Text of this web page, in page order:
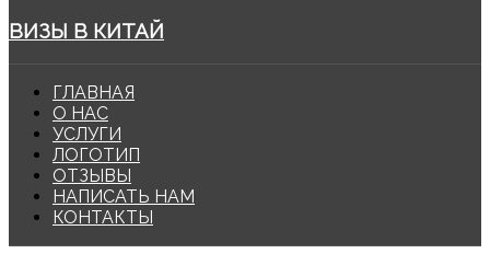
ВИЗЫ В КИТАЙ
ГЛАВНАЯ
О НАС
УСЛУГИ
ЛОГОТИП
ОТЗЫВЫ
НАПИСАТЬ НАМ
КОНТАКТЫ